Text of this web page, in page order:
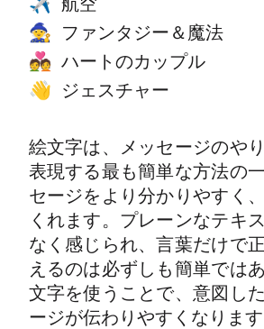
🧙 ファンタジー＆魔法
💑 ハートのカップル
👋 ジェスチャー
絵文字は、メッセージのや
表現する最も簡単な方法の
セージをより分かりやすく
くれます。プレーンなテキ
なく感じられ、言葉だけで
えるのは必ずしも簡単では
文字を使うことで、意図し
ージが伝わりやすくなります